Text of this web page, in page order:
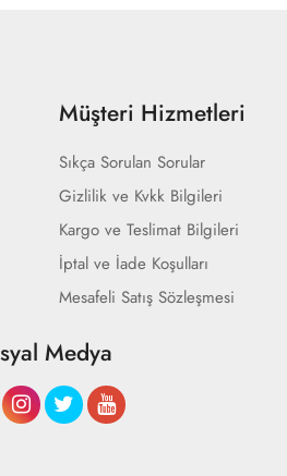
Müşteri Hizmetleri
Sıkça Sorulan Sorular
Gizlilik ve Kvkk Bilgileri
Kargo ve Teslimat Bilgileri
İptal ve İade Koşulları
Mesafeli Satış Sözleşmesi
Medya